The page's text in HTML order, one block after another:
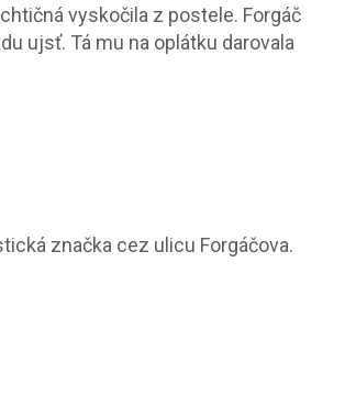
vyskočila z postele. Forgáč
ujsť. Tá mu na oplátku darovala
značka cez ulicu Forgáčova.